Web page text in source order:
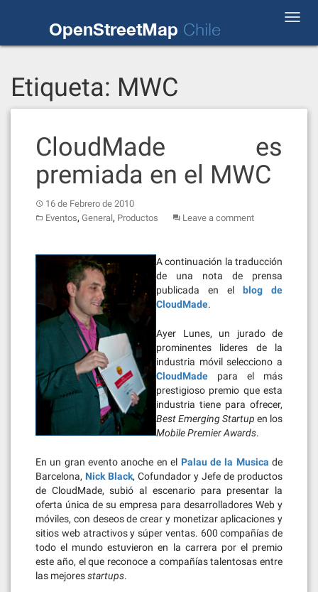
OpenStreetMap Chile
Etiqueta: MWC
CloudMade es
premiada en el MWC
16 de Febrero de 2010
Eventos, General, Productos Leave a comment
A continuación la traducción
de una nota de prensa
publicada en el blog de
CloudMade.
Ayer Lunes, un jurado de
prominentes lideres de la
industria móvil selecciono a
CloudMade para el más
prestigioso premio que esta
industria tiene para ofrecer,
Best Emerging Startup en los
Mobile Premier Awards.
En un gran evento anoche en el Palau de la Musica de
Barcelona, Nick Black, Cofundador y Jefe de productos
de CloudMade, subió al escenario para presentar la
oferta única de su empresa para desarrolladores Web y
móviles, con deseos de crear y monetizar aplicaciones y
sitios web atractivos y súper ventas. 600 compañías de
todo el mundo estuvieron en la carrera por el premio
este año, el que reconoce a compañías talentosas entre
las mejoresstartups.